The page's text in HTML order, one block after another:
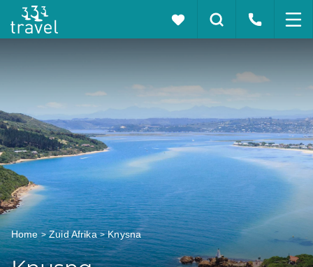
Home Zuid Afrika Knysna